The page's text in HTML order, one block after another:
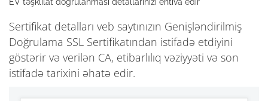
Sertifikat detalları veb saytınızın Genişləndirilmiş
Doğrulama SSL Sertifikatından istifadə etdiyini
göstərir və verilən CA, etibarlılıq vəziyyəti və son
istifadə tarixini əhatə edir.